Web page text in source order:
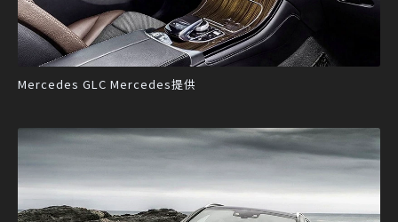
Mercedes GLC Mercedes提供